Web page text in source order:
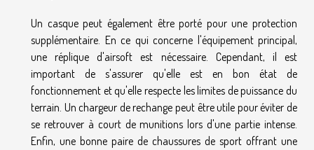
Un casque peut également être porté pour une protection
supplémentaire. En ce qui concerne l'équipement principal,
une réplique d'airsoft est nécessaire. Cependant, il est
important de s'assurer qu'elle est en bon état de
fonctionnement et qu'elle respecte les limites de puissance du
terrain. Un chargeur de rechange peut être utile pour éviter de
se retrouver à court de munitions lors d'une partie intense.
Enfin, une bonne paire de chaussures de sport offrant une